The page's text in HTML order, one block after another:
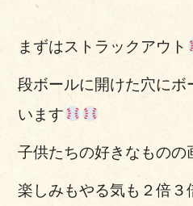
まずはストラックアウト
段ボールに開けた穴にボ
います
子供たちの好きなものの
楽しみもやる気も２倍３